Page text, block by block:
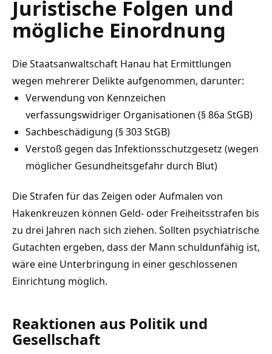
Juristische Folgen und
mögliche Einordnung
Die Staatsanwaltschaft Hanau hat Ermittlungen
wegen mehrerer Delikte aufgenommen, darunter:
Verwendung von Kennzeichen
verfassungswidriger Organisationen (§ 86a StGB)
Sachbeschädigung (§ 303 StGB)
Verstoß gegen das Infektionsschutzgesetz (wegen
möglicher Gesundheitsgefahr durch Blut)
Die Strafen für das Zeigen oder Aufmalen von
Hakenkreuzen können Geld- oder Freiheitsstrafen bis
zu drei Jahren nach sich ziehen. Sollten psychiatrische
Gutachten ergeben, dass der Mann schuldunfähig ist,
wäre eine Unterbringung in einer geschlossenen
Einrichtung möglich.
Reaktionen aus Politik und
Gesellschaft